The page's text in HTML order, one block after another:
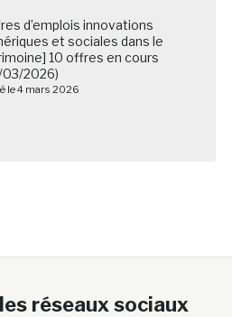
d’emplois innovations
et sociales dans le
10 offres en cours
2026)
le 4 mars 2026
réseaux sociaux